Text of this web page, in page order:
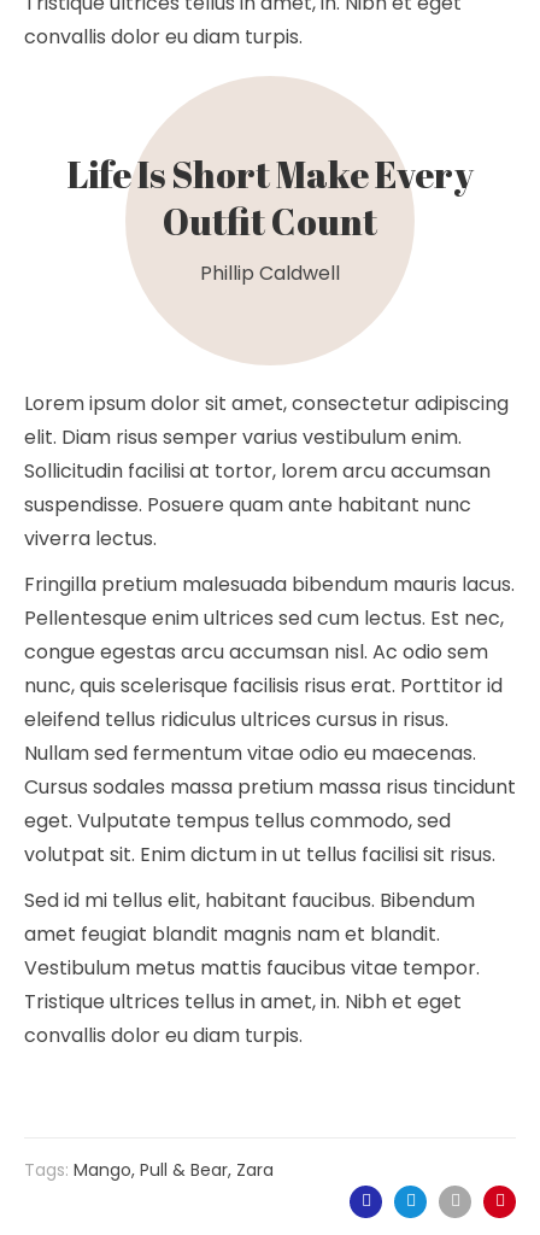
convallis dolor eu diam turpis.
Life Is Short Make Every
Outfit Count
Phillip Caldwell
Lorem ipsum dolor sit amet, consectetur adipiscing
elit. Diam risus semper varius vestibulum enim.
Sollicitudin facilisi at tortor, lorem arcu accumsan
suspendisse. Posuere quam ante habitant nunc
viverra lectus.
Fringilla pretium malesuada bibendum mauris lacus.
Pellentesque enim ultrices sed cum lectus. Est nec,
congue egestas arcu accumsan nisl. Ac odio sem
nunc, quis scelerisque facilisis risus erat. Porttitor id
eleifend tellus ridiculus ultrices cursus in risus.
Nullam sed fermentum vitae odio eu maecenas.
Cursus sodales massa pretium massa risus tincidunt
eget. Vulputate tempus tellus commodo, sed
volutpat sit. Enim dictum in ut tellus facilisi sit risus.
Sed id mi tellus elit, habitant faucibus. Bibendum
amet feugiat blandit magnis nam et blandit.
Vestibulum metus mattis faucibus vitae tempor.
Tristique ultrices tellus in amet, in. Nibh et eget
convallis dolor eu diam turpis.
Tags: Mango, Pull & Bear, Zara